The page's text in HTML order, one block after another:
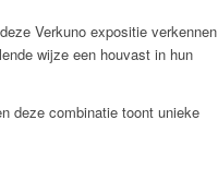
Verkuno expositie verkennen
wijze een houvast in hun
deze combinatie toont unieke